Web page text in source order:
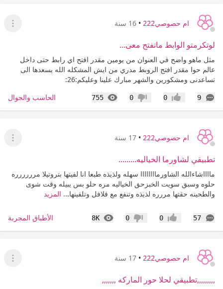
ام حصوصي222 • 16 سنة
عرض
لوتكرمتو الوابط ماتفتح معى...
مثل ماهو واضح في العنوان من يومين مقدر افتح اي رابط حتى داخل
عالم حوا مقدر افتح الروبط مدري من ايش المشكله الله يسعدها الى
تساعدنى ومشكورين والشهر مبارك علينا وعليكم:26:
9
التعليقات إعجاب0 عدم إعجاب
0
755
المشاهدات الحاسب والجوال
ام حصوصي222 • 17 سنة
عرض
تطبيقي لشاورما الخياليه.........
مااااشاءالله الشاورماااااااا سهله ولذيذه طبعا انا لفيتها بتروتيلا مرررررره
حلوه وسبق سويت الخبزحق الخياليه مره حلو بس يبيله وقت شوى
والطحينه حقتها مررره لذيذه وتنفع مع فلافل وتلفينها... المزيد
57
التعليقات إعجاب0 عدم إعجاب
0
8K
المشاهدات الأطباق المجربة
ام حصوصي222 • 17 سنة
عرض
,,,,,,,,,تطبيقي لحلا حور الماركه ,,,,,,,